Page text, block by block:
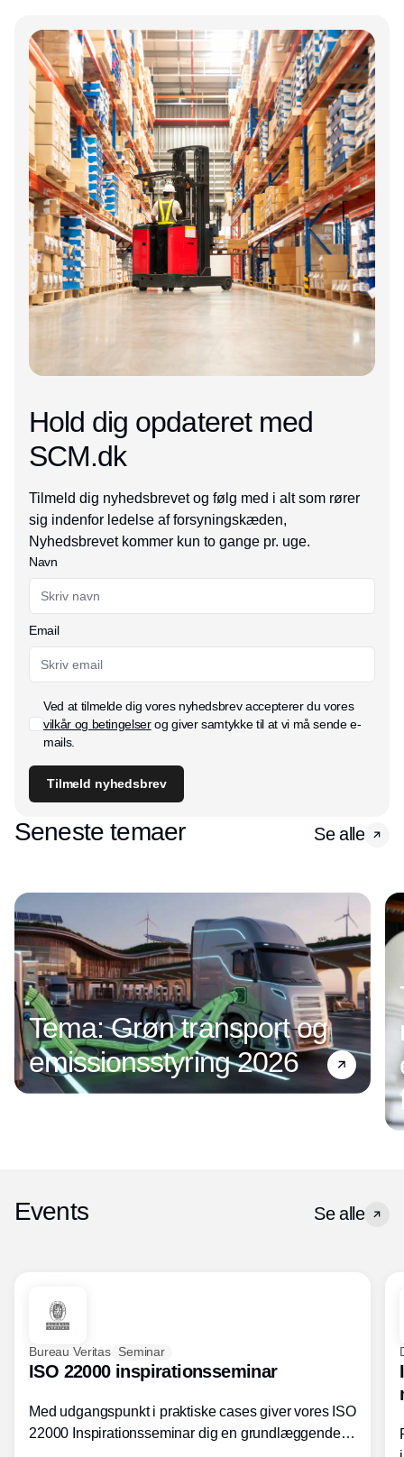
Annonce
Hold dig opdateret med
SCM.dk
Tilmeld dig nyhedsbrevet og følg med i alt som rører
sig indenfor ledelse af forsyningskæden,
Nyhedsbrevet kommer kun to gange pr. uge.
Navn
Email
Ved at tilmelde dig vores nyhedsbrev accepterer du vores
vilkår og betingelserog giver samtykke til at vi må sende e-
mails.
Tilmeld nyhedsbrev
Seneste temaer Se alle
Tema: Grøn transport og
emissionsstyring 2026
Events Se alle
Bureau Veritas Seminar
ISO 22000 inspirationsseminar
Med udgangspunkt i praktiske cases giver vores ISO
22000 Inspirationsseminar dig en grundlæggende